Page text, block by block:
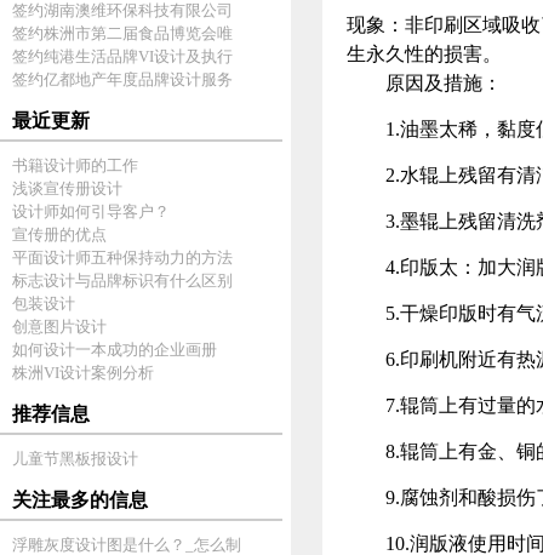
签约湖南澳维环保科技有限公司
签约株洲市第二届食品博览会唯
签约纯港生活品牌VI设计及执行
签约亿都地产年度品牌设计服务
最近更新
书籍设计师的工作
浅谈宣传册设计
设计师如何引导客户？
宣传册的优点
平面设计师五种保持动力的方法
标志设计与品牌标识有什么区别
包装设计
创意图片设计
如何设计一本成功的企业画册
株洲VI设计案例分析
推荐信息
儿童节黑板报设计
关注最多的信息
浮雕灰度设计图是什么？_怎么制
现象：非印刷区域吸
生永久性的损害。
原因及措施：
1.油墨太稀，黏度
2.水辊上残留有清
3.墨辊上残留清洗
4.印版太：加大
5.干燥印版时有气
6.印刷机附近有热
7.辊筒上有过量的
8.辊筒上有金、铜
9.腐蚀剂和酸损伤
10.润版液使用时间